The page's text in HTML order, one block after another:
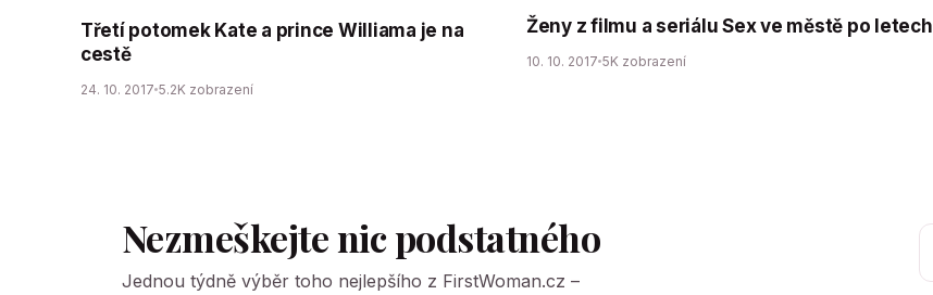
Třetí potomek Kate a prince Williama je na
cestě
24. 10. 2017 5.2K zobrazení
Ženy z filmu a seriálu Sex ve městě po letech
10. 10. 2017 5K zobrazení
Nezmeškejte nic podstatného
Jednou týdně výběr toho nejlepšího z FirstWoman.cz –